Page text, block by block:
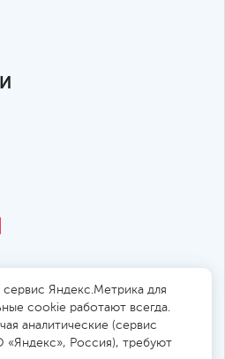
Яндекс.Метрика для
cookie работают всегда.
аналитические (сервис
Россия), требуют